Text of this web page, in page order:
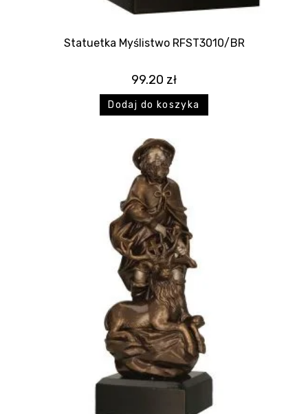
Statuetka Myślistwo RFST3010/BR
99.20 zł
Dodaj do koszyka